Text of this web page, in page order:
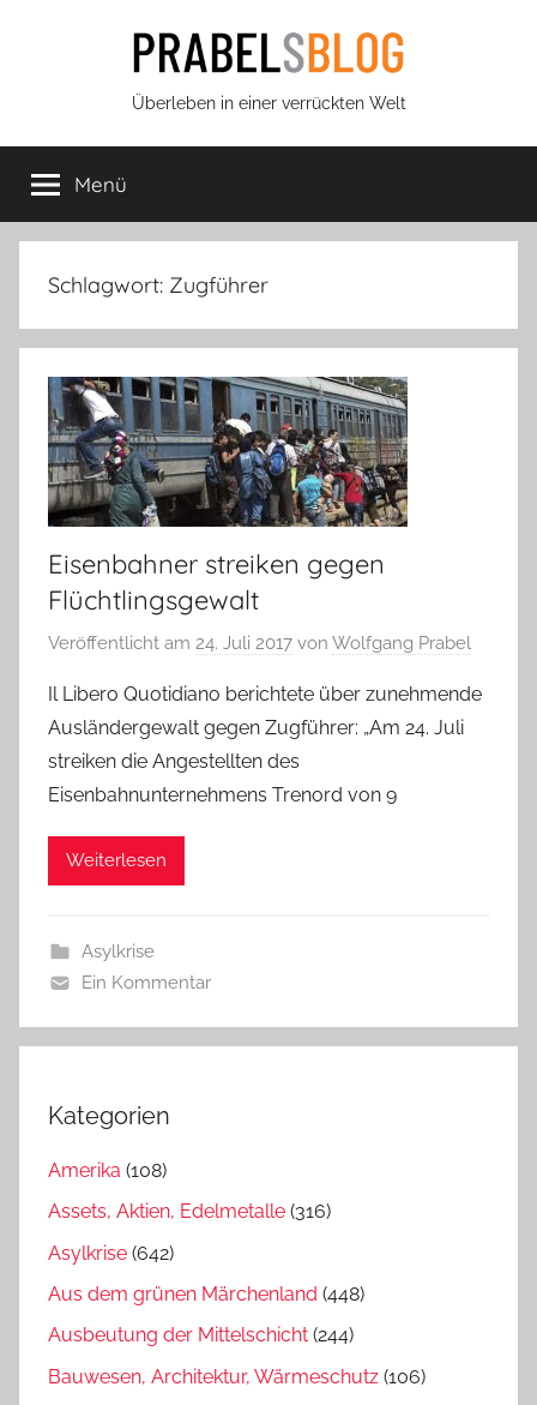
Prabels
Blog
Überleben in einer verrückten Welt
Menü
Schlagwort: Zugführer
Eisenbahner streiken gegen
Flüchtlingsgewalt
Veröffentlicht am 24. Juli 2017 von Wolfgang Prabel
Il Libero Quotidiano berichtete über zunehmende
Ausländergewalt gegen Zugführer: „Am 24. Juli
streiken die Angestellten des
Eisenbahnunternehmens Trenord von 9
Weiterlesen
Asylkrise
Ein Kommentar
Kategorien
Amerika (108)
Assets, Aktien, Edelmetalle (316)
Asylkrise (642)
Aus dem grünen Märchenland (448)
Ausbeutung der Mittelschicht (244)
Bauwesen, Architektur, Wärmeschutz (106)